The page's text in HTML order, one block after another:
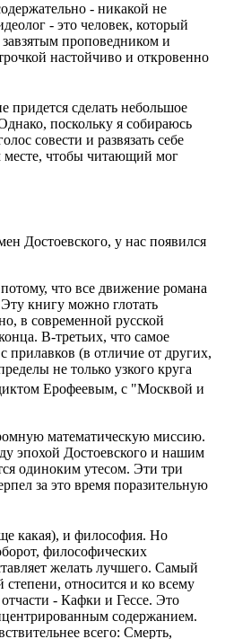
- никакой не
- это человек, который
проповедником и
настойчиво и откровенно
придется сделать небольшое
поскольку я собираюсь
совести и развязать себе
месте, чтобы читающий мог
Достоевского, у нас появился
что все движение романа
книгу можно глотать
в современной русской
В-третьих, что самое
прилавков (в отличие от других,
не только узкого круга
Ерофеевым, с "Москвой и
математическую миссию.
эпохой Достоевского и нашим
одиноким утесом. Эти три
за это время поразительную
какая), и философия. Но
философических
желать лучшего. Самый
относится и ко всему
- Кафки и Гессе. Это
содержанием.
всего: Смерть,